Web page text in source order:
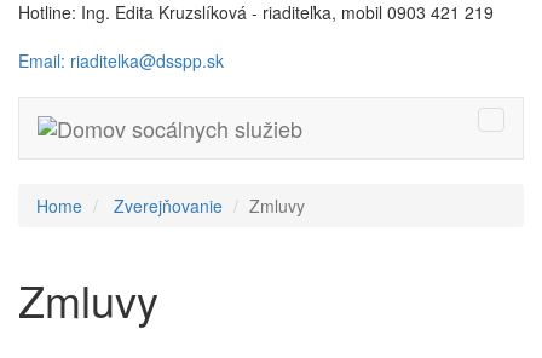
Hotline: Ing. Edita Kruzslíková - riaditeľka, mobil 0903 421 219
Email: riaditelka@dsspp.sk
Toggle
Home Zverejňovanie Zmluvy
Zmluvy